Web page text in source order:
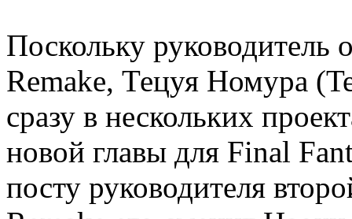
Поскольку
Remake, Тецуя Номура
сразу в нескольких
новой главы для Final
посту руководителя